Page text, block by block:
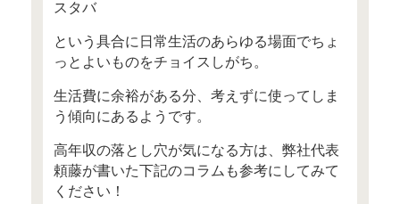
今週はお花見をしている方も
でしょうか？
さて、私のお客様の中には高
のキャリアウーマンという方
ゃいます。